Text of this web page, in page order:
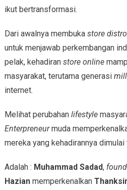
ikut bertransformasi.
Dari awalnya membuka store distro
untuk menjawab perkembangan
pelak, kehadiran store online
masyarakat, terutama generasi
internet.
Melihat perubahan lifestyle
Enterpreneurmuda
mereka yang kehadirannya dimulai
Adalah : Muhammad Sadad,
Hazianmemperkenalkan